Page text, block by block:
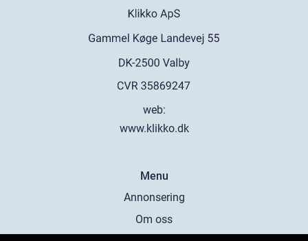
web:
www.klikko.dk
Menu
Annonsering
Om oss